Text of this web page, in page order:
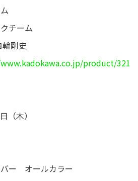
チーム
剛史
product/321
（木）
ー オールカラー